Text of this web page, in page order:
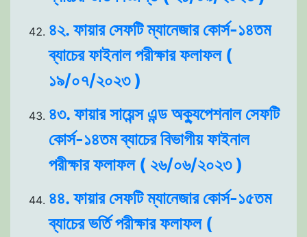
৪২. ফায়ার সেফটি ম্যানেজার কোর্স-১৪তম
ব্যাচের ফাইনাল পরীক্ষার ফলাফল (
১৯/০৭/২০২৩ )
৪৩. ফায়ার সায়েন্স এন্ড অক্যুপেশনাল সেফটি
কোর্স-১৪তম ব্যাচের বিভাগীয় ফাইনাল
পরীক্ষার ফলাফল ( ২৬/০৬/২০২৩ )
৪৪. ফায়ার সেফটি ম্যানেজার কোর্স-১৫তম
ব্যাচের ভর্তি পরীক্ষার ফলাফল (